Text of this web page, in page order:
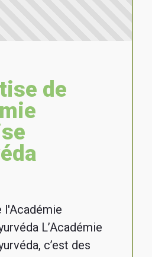
de
l'Académie
L’Académie
c’est des